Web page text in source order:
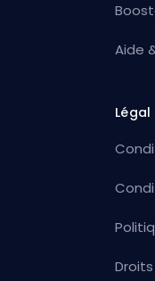
Aide
Légal